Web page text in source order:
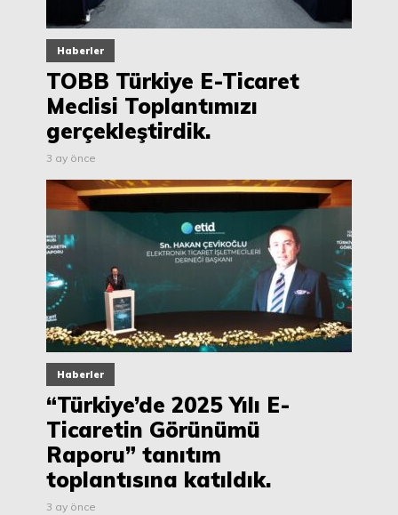
Haberler
TOBB Türkiye E-Ticaret
Meclisi Toplantımızı
gerçekleştirdik.
3 ay önce
Haberler
“Türkiye’de 2025 Yılı E-
Ticaretin Görünümü
Raporu” tanıtım
toplantısına katıldık.
3 ay önce